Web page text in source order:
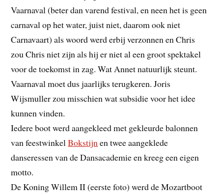
Vaarnaval (beter dan varend festival, en neen het is geen
carnaval op het water, juist niet, daarom ook niet
Carnavaart) als woord werd erbij verzonnen en Chris
zou Chris niet zijn als hij er niet al een groot spektakel
voor de toekomst in zag. Wat Annet natuurlijk steunt.
Vaarnaval moet dus jaarlijks terugkeren. Joris
Wijsmuller zou misschien wat subsidie voor het idee
kunnen vinden.
Iedere boot werd aangekleed met gekleurde balonnen
van feestwinkelBokstijnen twee aangeklede
danseressen van de Dansacademie en kreeg een eigen
motto.
De Koning Willem II (eerste foto) werd de Mozartboot